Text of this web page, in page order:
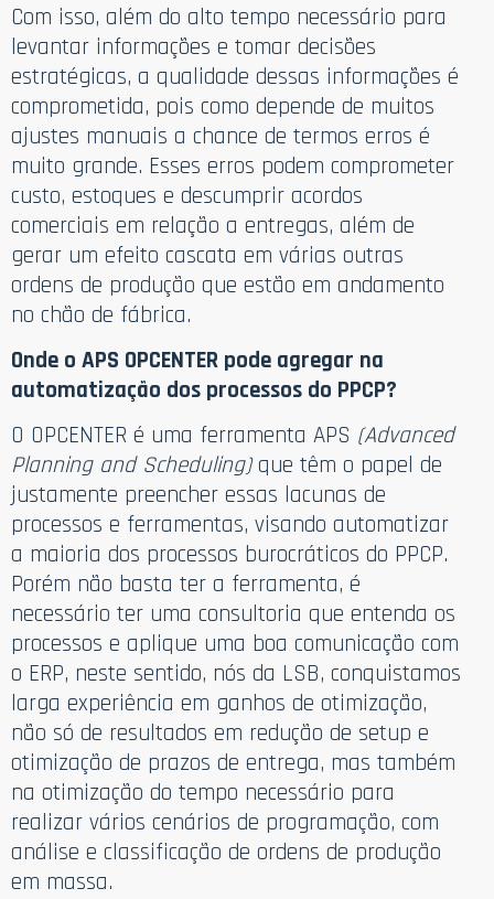
Com isso, além do alto tempo necessário para
levantar informações e tomar decisões
estratégicas, a qualidade dessas informações é
comprometida, pois como depende de muitos
ajustes manuais a chance de termos erros é
muito grande. Esses erros podem comprometer
custo, estoques e descumprir acordos
comerciais em relação a entregas, além de
gerar um efeito cascata em várias outras
ordens de produção que estão em andamento
no chão de fábrica.
Onde o APS OPCENTER pode agregar na
automatização dos processos do PPCP?
O OPCENTER é uma ferramenta APS (Advanced
Planning and Scheduling)que têm o papel de
justamente preencher essas lacunas de
processos e ferramentas, visando automatizar
a maioria dos processos burocráticos do PPCP.
Porém não basta ter a ferramenta, é
necessário ter uma consultoria que entenda os
processos e aplique uma boa comunicação com
o ERP, neste sentido, nós da LSB, conquistamos
larga experiência em ganhos de otimização,
não só de resultados em redução de setup e
otimização de prazos de entrega, mas também
na otimização do tempo necessário para
realizar vários cenários de programação, com
análise e classificação de ordens de produção
em massa.